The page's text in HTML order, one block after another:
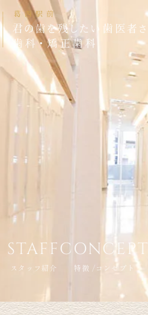
STAFF
スタッフ紹介
CONCEPT
特徴 /コンセプト